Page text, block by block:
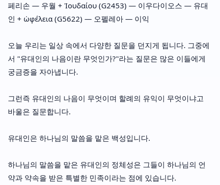
페리손 — 우월 + Ἰουδαίου (G2453) — 이우다이오스 — 유대
인 + ὠφέλεια (G5622) — 오펠레아 — 이익
오늘 우리는 일상 속에서 다양한 질문을 던지게 됩니다. 그중에
서 "유대인의 나음이란 무엇인가?"라는 질문은 많은 이들에게
궁금증을 자아냅니다.
그런즉 유대인의 나음이 무엇이며 할례의 유익이 무엇이냐고
바울은 질문합니다.
유대인은 하나님의 말씀을 맡은 백성입니다.
하나님의 말씀을 맡은 유대인의 정체성은 그들이 하나님의 언
약과 약속을 받은 특별한 민족이라는 점에 있습니다.